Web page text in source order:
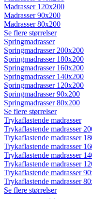
Madrasser 120x200
Madrasser 90x200
Madrasser 80x200
Se flere størrelser
Springmadrasser
Springmadrasser 200x200
Springmadrasser 180x200
Springmadrasser 160x200
Springmadrasser 140x200
Springmadrasser 120x200
Springmadrasser 90x200
Springmadrasser 80x200
Se flere størrelser
Trykaflastende madrasser
Trykaflastende madrasser
Trykaflastende madrasser
Trykaflastende madrasser
Trykaflastende madrasser
Trykaflastende madrasser
Trykaflastende madrasser
Trykaflastende madrasser
Se flere størrelser